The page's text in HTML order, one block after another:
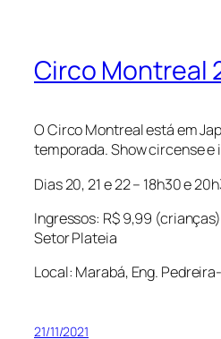
Circo Montreal
O Circo Montreal está em
temporada. Show circense e
Dias 20, 21 e 22 – 18h30 e
Ingressos: R$ 9,99
Setor Plateia
Local: Marabá, Eng.
21/11/2021